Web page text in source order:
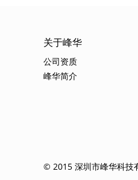
关于峰华
公司资质
峰华简介
© 2015 深圳市峰华科技